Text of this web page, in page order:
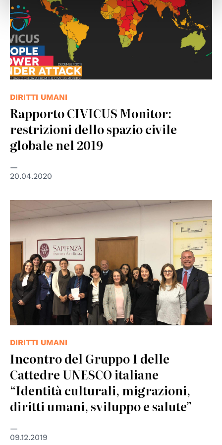
DIRITTI UMANI
Rapporto CIVICUS Monitor:
restrizioni dello spazio civile
globale nel 2019
20.04.2020
DIRITTI UMANI
Incontro del Gruppo 1 delle
Cattedre UNESCO italiane
“Identità culturali, migrazioni,
diritti umani, sviluppo e salute”
09.12.2019